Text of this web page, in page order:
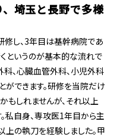
埼玉と長野で多様
修し、3年目は基幹病院であ
というのが基本的な流れで
、心臓血管外科、小児外科
ができます。研修を当院だけ
もしれませんが、それ以上
私自身、専攻医1年目から主
上の執刀を経験しました。甲